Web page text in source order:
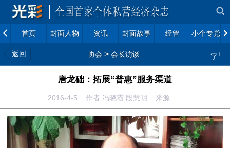
首页 封面人物 资讯 封面故事 经管 小个专党建
返回 协会 > 会长访谈 字+
唐龙础：拓展“普惠”服务渠道
2016-4-5 作者:冯晓霞 段慧明 来源: